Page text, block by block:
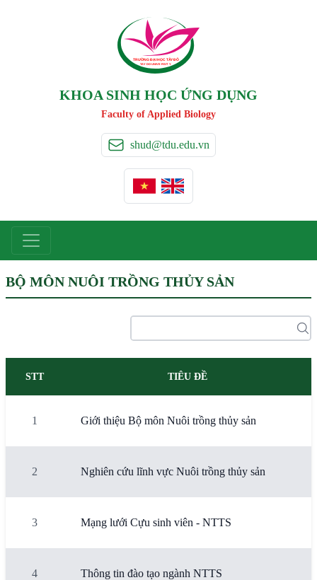
TRƯỜNG ĐẠI HỌC TÂY ĐÔ
TAY DO UNIVERSIT Y
KHOA SINH HỌC ỨNG DỤNG
Faculty of Applied Biology
shud@tdu.edu.vn
BỘ MÔN NUÔI TRỒNG THỦY SẢN
STT TIÊU ĐỀ
1 Giới thiệu Bộ môn Nuôi trồng thủy sản
2 Nghiên cứu lĩnh vực Nuôi trồng thủy sản
3 Mạng lưới Cựu sinh viên - NTTS
4 Thông tin đào tạo ngành NTTS